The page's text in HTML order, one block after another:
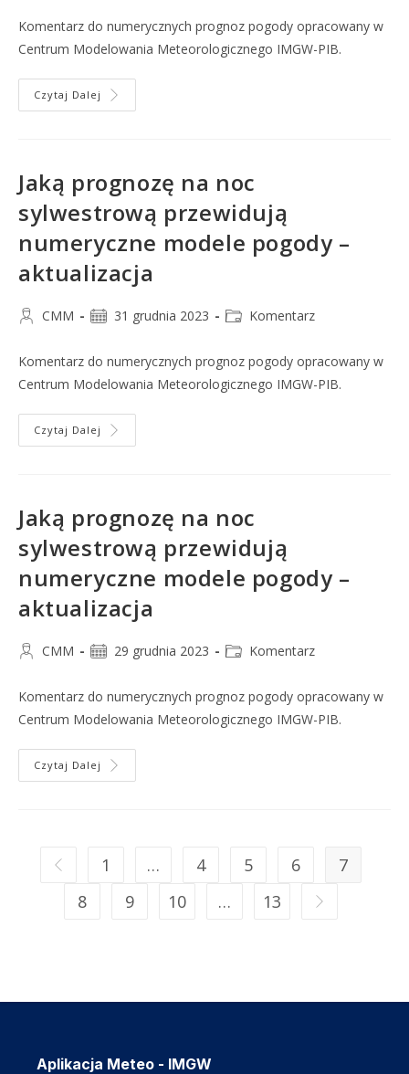
Komentarz do numerycznych prognoz pogody opracowany w
Centrum Modelowania Meteorologicznego IMGW-PIB.
Czytaj Dalej
Jaką prognozę na noc
sylwestrową przewidują
numeryczne modele pogody –
aktualizacja
CMM 31 grudnia 2023 Komentarz
Komentarz do numerycznych prognoz pogody opracowany w
Centrum Modelowania Meteorologicznego IMGW-PIB.
Czytaj Dalej
Jaką prognozę na noc
sylwestrową przewidują
numeryczne modele pogody –
aktualizacja
CMM 29 grudnia 2023 Komentarz
Komentarz do numerycznych prognoz pogody opracowany w
Centrum Modelowania Meteorologicznego IMGW-PIB.
Czytaj Dalej
1 … 4 5 6
7
8
9 10 … 13
Aplikacja Meteo - IMGW